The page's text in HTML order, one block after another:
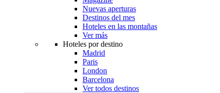
Nuevas aperturas
Destinos del mes
Hoteles en las montañas
Ver más
Hoteles por destino
Madrid
Paris
London
Barcelona
Ver todos destinos